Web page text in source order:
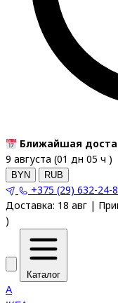
Ближайшая
9 августа (01 дн 05 ч )
BYN RUB
+375 (29) 632-24-
Доставка: 18 авг |
)
Каталог
A